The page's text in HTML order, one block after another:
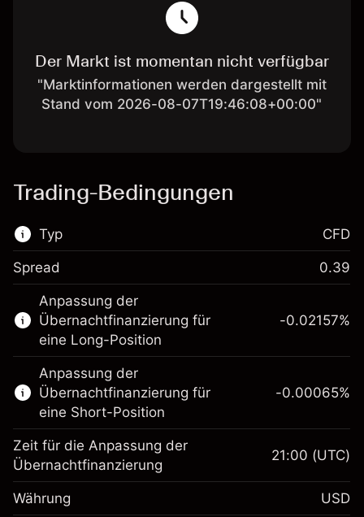
Der Markt ist momentan nicht verfügbar
"Marktinformationen werden dargestellt mit
Stand vom 2026-08-07T19:46:08+00:00"
Trading-Bedingungen
Typ
Dieser Finanzmarkt steht für das CFD-
Trading zur Verfügung.
Erfahren Sie mehr über:
CFDs
CFD
Spread 0.39
Anpassung der
Übernachtfinanzierung für
eine Long-Position
Margin. Ihre Investition
$1,000.00
Anpassung der
-0.02157%
Anpassung der
Übernachtfinanzierung für
eine Short-Position
-0.00065%
Zeit für die Anpassung der
Übernachtfinanzierung
21:00 (UTC)
Währung USD